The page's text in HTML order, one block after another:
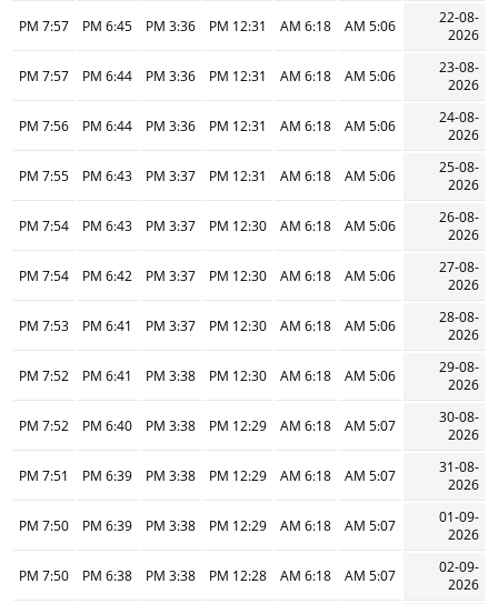
22-08-
2026
5:06 AM
6:18 AM
12:31 PM
3:36 PM
6:45 PM
7:57 PM
23-08-
2026
5:06 AM
6:18 AM
12:31 PM
3:36 PM
6:44 PM
7:57 PM
24-08-
2026
5:06 AM
6:18 AM
12:31 PM
3:36 PM
6:44 PM
7:56 PM
25-08-
2026
5:06 AM
6:18 AM
12:31 PM
3:37 PM
6:43 PM
7:55 PM
26-08-
2026
5:06 AM
6:18 AM
12:30 PM
3:37 PM
6:43 PM
7:54 PM
27-08-
2026
5:06 AM
6:18 AM
12:30 PM
3:37 PM
6:42 PM
7:54 PM
28-08-
2026
5:06 AM
6:18 AM
12:30 PM
3:37 PM
6:41 PM
7:53 PM
29-08-
2026
5:06 AM
6:18 AM
12:30 PM
3:38 PM
6:41 PM
7:52 PM
30-08-
2026
5:07 AM
6:18 AM
12:29 PM
3:38 PM
6:40 PM
7:52 PM
31-08-
2026
5:07 AM
6:18 AM
12:29 PM
3:38 PM
6:39 PM
7:51 PM
01-09-
2026
5:07 AM
6:18 AM
12:29 PM
3:38 PM
6:39 PM
7:50 PM
02-09-
2026
5:07 AM
6:18 AM
12:28 PM
3:38 PM
6:38 PM
7:50 PM